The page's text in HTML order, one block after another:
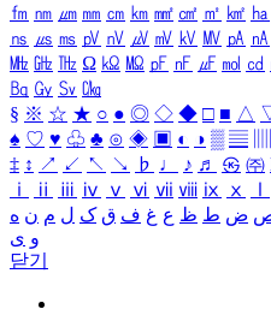
㎙ ㎚ ㎛ ㎜ ㎝ ㎞ ㎟ ㎠ ㎡ ㎢ ㏊
㎱ ㎲ ㎳ ㎴ ㎵ ㎶ ㎷ ㎸ ㎹ ㎀ ㎁
㎒ ㎓ ㎔ Ω ㏀ ㏁ ㎊ ㎋ ㎌ ㏖ ㏅
㏃ ㏉ ㏜ ㏆
§ ※ ☆ ★ ○ ● ◎ ◇ ◆ □ ■ △
♠ ♡ ♥ ♧ ♣ ⊙ ◈ ▣ ◐ ◑ ▒ ▤
‡ ↕ ↗ ↙ ↖ ↘ ♭ ♩ ♪ ♬ ㉿ ㈜
ⅰ
ⅱ ⅲ ⅳ ⅴ ⅵ ⅶ ⅷ ⅸ ⅹ
ض ط ظ ع غ ف ق ک ل م ن ه
و ی
닫기